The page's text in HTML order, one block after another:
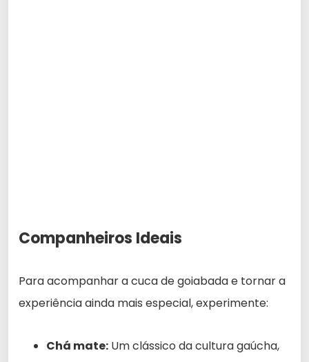
Companheiros Ideais
Para acompanhar a cuca de goiabada e tornar a
experiência ainda mais especial, experimente:
Chá mate: Um clássico da cultura gaúcha,